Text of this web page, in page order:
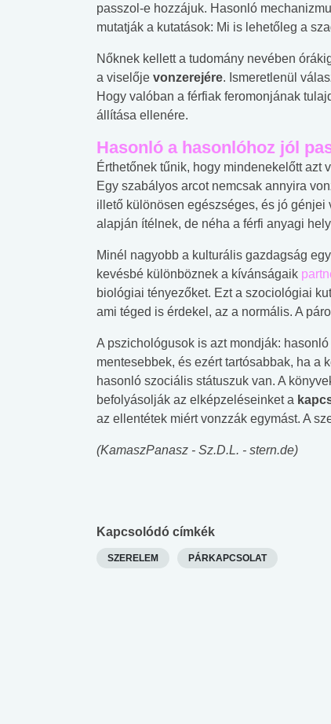
passzol-e hozzájuk. Hasonló
mutatják a kutatások: Mi is lehetőleg a
Nőknek kellett a tudomány nevében
a viselője vonzerejére. Ismeretlenül
Hogy valóban a férfiak feromonjának
állítása ellenére.
Hasonló a hasonlóhoz jól
Érthetőnek tűnik, hogy mindenekelőtt azt
Egy szabályos arcot nemcsak annyira
illető különösen egészséges, és jó
alapján ítélnek, de néha a férfi anyagi
Minél nagyobb a kulturális gazdagság
kevésbé különböznek a kívánságaik
biológiai tényezőket. Ezt a szociológiai
ami téged is érdekel, az a normális. A
A pszichológusok is azt mondják:
mentesebbek, és ezért tartósabbak, ha a
hasonló szociális státuszuk van. A
befolyásolják az elképzeléseinket a
az ellentétek miért vonzzák egymást. A
(KamaszPanasz - Sz.D.L. - stern.de)
Kapcsolódó címkék
SZERELEM PÁRKAPCSOLAT